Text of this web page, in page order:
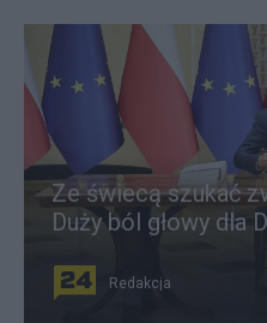
Ze świecą szukać
Duży ból głowy dla
Redakcja